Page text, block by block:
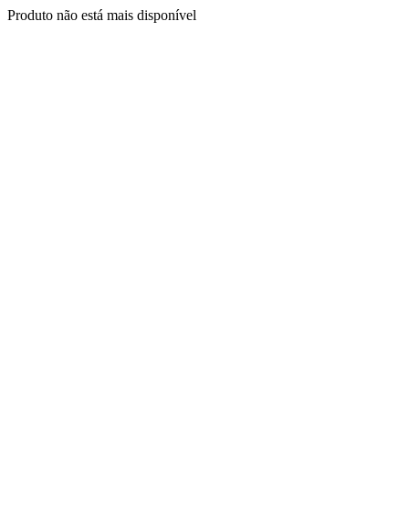
Produto não está mais disponível